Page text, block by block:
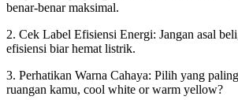
benar-benar maksimal.
2. Cek Label Efisiensi Energi: Jangan asal
efisiensi biar hemat listrik.
3. Perhatikan Warna Cahaya: Pilih yang
ruangan kamu, cool white or warm yellow?